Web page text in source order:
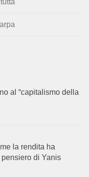
al “capitalismo della
la rendita ha
di Yanis